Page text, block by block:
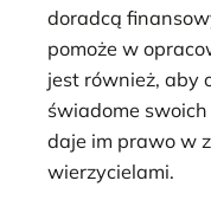
doradcą
pomoże w
jest również, aby
świadome
daje im prawo w
wierzycielami.